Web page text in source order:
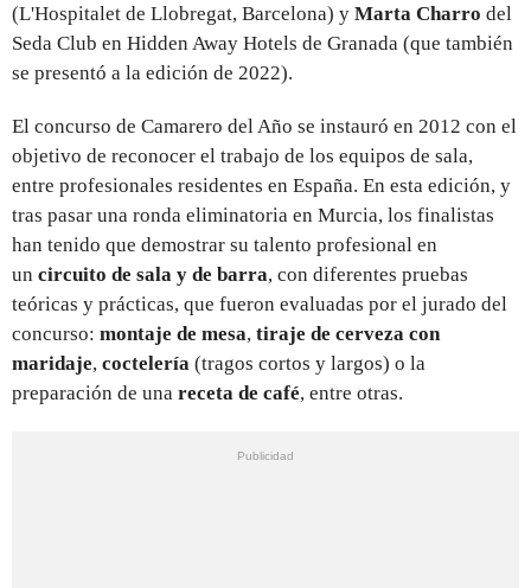
(L'Hospitalet de Llobregat, Barcelona) y Marta Charro del
Seda Club en Hidden Away Hotels de Granada (que también
se presentó a la edición de 2022).
El concurso de Camarero del Año se instauró en 2012 con el
objetivo de reconocer el trabajo de los equipos de sala,
entre profesionales residentes en España. En esta edición, y
tras pasar una ronda eliminatoria en Murcia, los finalistas
han tenido que demostrar su talento profesional en
un circuito de sala y de barra, con diferentes pruebas
teóricas y prácticas, que fueron evaluadas por el jurado del
concurso: montaje de mesa, tiraje de cerveza con
maridaje, coctelería (tragos cortos y largos) o la
preparación de una receta de café, entre otras.